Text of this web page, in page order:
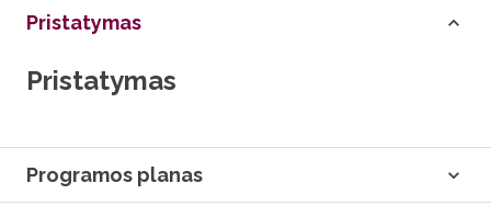
Pristatymas
Pristatymas
Programos planas